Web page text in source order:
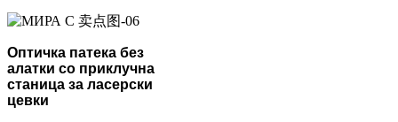
Оптичка патека без
алатки со приклучна
станица за ласерски
цевки